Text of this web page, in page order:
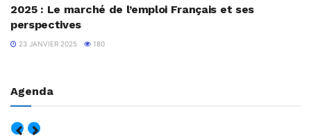
2025 : Le marché de l’emploi Français et ses
perspectives
23 JANVIER 2025 180
Agenda